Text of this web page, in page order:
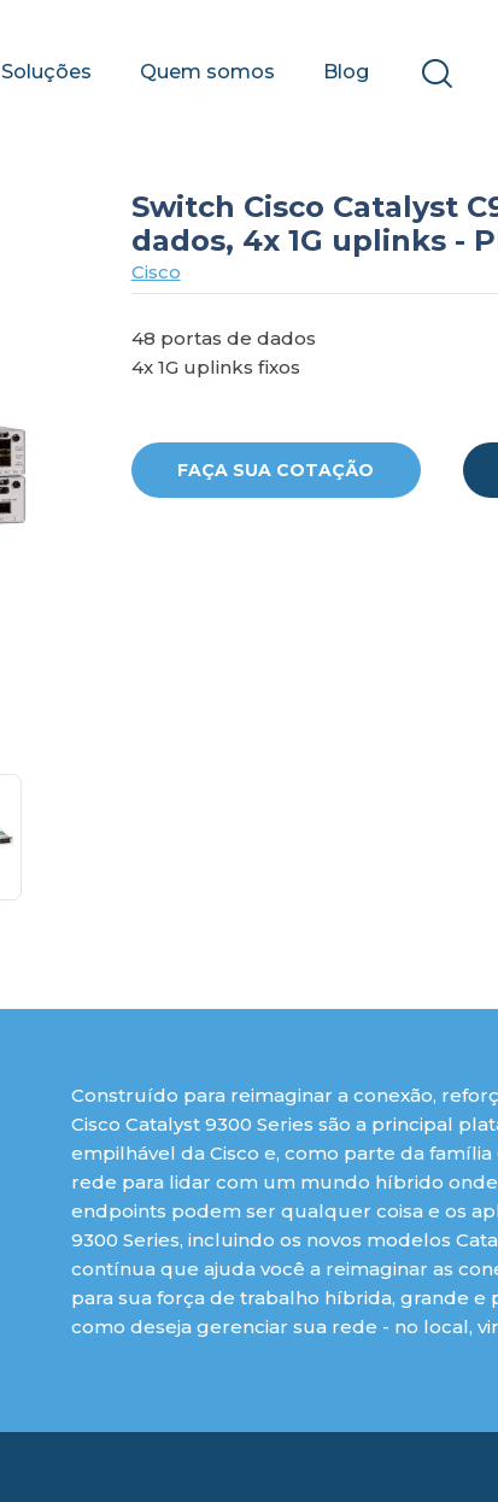
Soluções Quem somos Blog
Switch Cisco Catalyst
dados, 4x 1G uplinks -
Cisco
48 portas de dados
4x 1G uplinks fixos
FAÇA SUA COTAÇÃO
Construído para reimaginar a conexão,
Cisco Catalyst 9300 Series são a principal
empilhável da Cisco e, como parte da
rede para lidar com um mundo híbrido
endpoints podem ser qualquer coisa e os
9300 Series, incluindo os novos modelos
contínua que ajuda você a reimaginar as
para sua força de trabalho híbrida, grande e
como deseja gerenciar sua rede - no local,